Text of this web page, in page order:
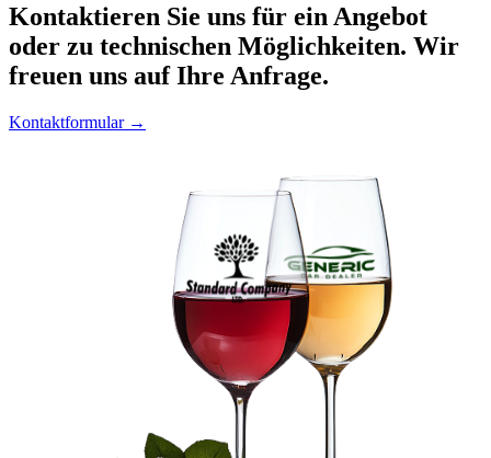
Kontaktieren Sie uns für ein Angebot
oder zu technischen Möglichkeiten. Wir
freuen uns auf Ihre Anfrage.
Kontaktformular →